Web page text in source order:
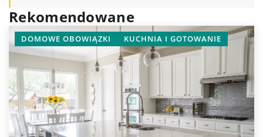
Rekomendowane
OBOWIĄZKI KUCHNIA I GOTOWANIE